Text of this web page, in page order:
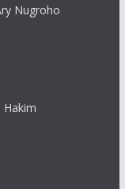
Nugroho
Hakim